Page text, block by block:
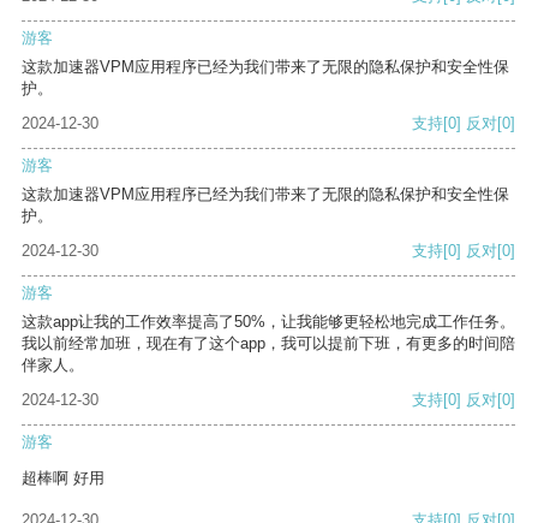
游客
这款加速器VPM应用程序已经为我们带来了无限的隐私保护和安全性保
护。
2024-12-30
支持[0] 反对[0]
游客
这款加速器VPM应用程序已经为我们带来了无限的隐私保护和安全性保
护。
2024-12-30
支持[0] 反对[0]
游客
这款app让我的工作效率提高了50%，让我能够更轻松地完成工作任务。
我以前经常加班，现在有了这个app，我可以提前下班，有更多的时间陪
伴家人。
2024-12-30
支持[0] 反对[0]
游客
超棒啊 好用